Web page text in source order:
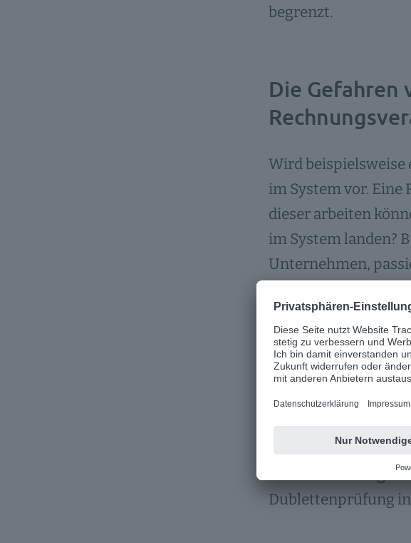
begrenzt.
Die
Wird beispielsweise
im System vor.
dieser arbeiten
im System landen?
Unternehmen,
Diese
Unternehmen
bezahlt werden.²
Fassen wir
Mitarbeiter:innen
klar: Eine Lösung
Dublettenprüfung